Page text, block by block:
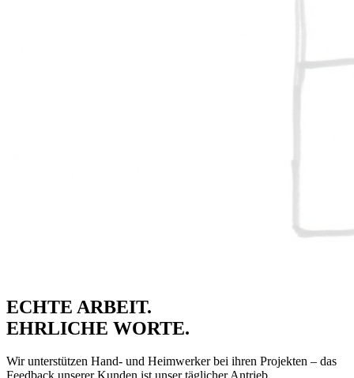
ECHTE ARBEIT.
EHRLICHE WORTE.
Wir unterstützen Hand- und Heimwerker bei ihren Projekten – das